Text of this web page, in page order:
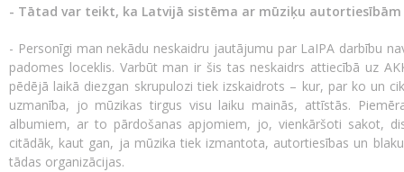
- Tātad var teikt, ka Latvijā sistēma ar mūziķu
- Personīgi man nekādu neskaidru jautājumu par LaIPA darbību
padomes loceklis. Varbūt man ir šis tas neskaidrs attiecībā uz
pēdējā laikā diezgan skrupulozi tiek izskaidrots – kur, par ko un
uzmanība, jo mūzikas tirgus visu laiku mainās, attīstās.
albumiem, ar to pārdošanas apjomiem, jo, vienkāršoti sakot,
citādāk, kaut gan, ja mūzika tiek izmantota, autortiesības un
tādas organizācijas.